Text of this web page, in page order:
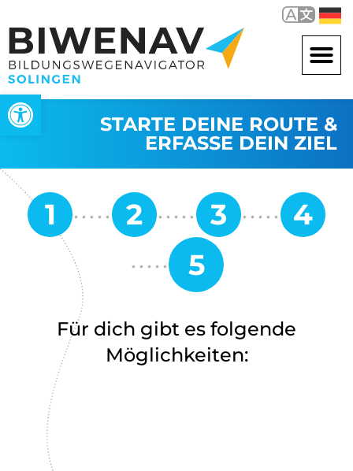
Werkzeugleiste öffnen
STARTE DEINE ROUTE &
ERFASSE DEIN ZIEL
Für dich gibt es folgende
Möglichkeiten: